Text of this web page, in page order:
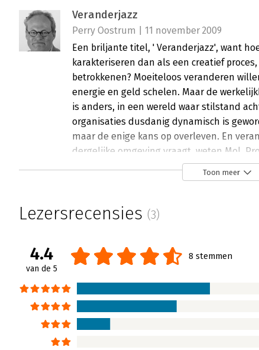
Veranderjazz
Perry Oostrum | 11 november 2009
Een briljante titel, ' Veranderjazz', want
karakteriseren dan als een creatief
betrokkenen? Moeiteloos veranderen
energie en geld schelen. Maar de
is anders, in een wereld waar stilstand
organisaties dusdanig dynamisch is
maar de enige kans op overleven. En
dergelijke omgeving vraagt, weten Mol,
zich ontwikkelen en dat gaat verder dan
wikkelen: groeien vanuit een kern die al
Lees verder
Toon meer
Lezersrecensies (3)
4.4
van de 5
8 stemmen